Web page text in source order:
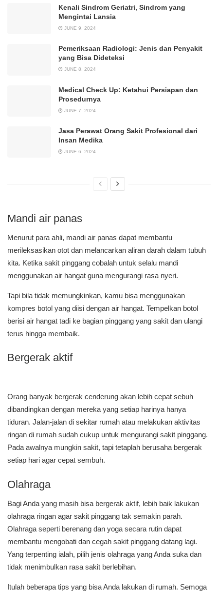
Kenali Sindrom Geriatri, Sindrom yang
Mengintai Lansia
JUNE 9, 2024
Pemeriksaan Radiologi: Jenis dan Penyakit
yang Bisa Dideteksi
JUNE 8, 2024
Medical Check Up: Ketahui Persiapan dan
Prosedurnya
JUNE 7, 2024
Jasa Perawat Orang Sakit Profesional dari
Insan Medika
JUNE 6, 2024
Mandi air panas
Menurut para ahli, mandi air panas dapat membantu
merileksasikan otot dan melancarkan aliran darah dalam tubuh
kita. Ketika sakit pinggang cobalah untuk selalu mandi
menggunakan air hangat guna mengurangi rasa nyeri.
Tapi bila tidak memungkinkan, kamu bisa menggunakan
kompres botol yang diisi dengan air hangat. Tempelkan botol
berisi air hangat tadi ke bagian pinggang yang sakit dan ulangi
terus hingga membaik.
Bergerak aktif
Orang banyak bergerak cenderung akan lebih cepat sebuh
dibandingkan dengan mereka yang setiap harinya hanya
tiduran. Jalan-jalan di sekitar rumah atau melakukan aktivitas
ringan di rumah sudah cukup untuk mengurangi sakit pinggang.
Pada awalnya mungkin sakit, tapi tetaplah berusaha bergerak
setiap hari agar cepat sembuh.
Olahraga
Bagi Anda yang masih bisa bergerak aktif, lebih baik lakukan
olahraga ringan agar sakit pinggang tak semakin parah.
Olahraga seperti berenang dan yoga secara rutin dapat
membantu mengobati dan cegah sakit pinggang datang lagi.
Yang terpenting ialah, pilih jenis olahraga yang Anda suka dan
tidak menimbulkan rasa sakit berlebihan.
Itulah beberapa tips yang bisa Anda lakukan di rumah. Semoga